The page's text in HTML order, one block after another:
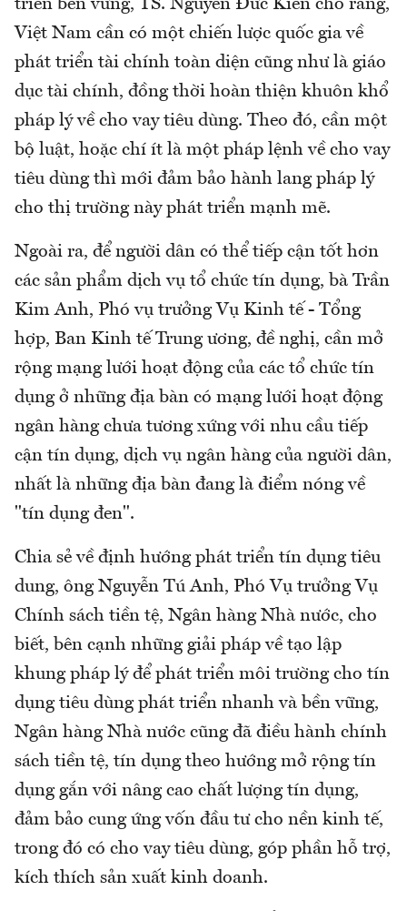
triển bền vững, TS. Nguyễn Đức Kiên cho rằng,
Việt Nam cần có một chiến lược quốc gia về
phát triển tài chính toàn diện cũng như là giáo
dục tài chính, đồng thời hoàn thiện khuôn khổ
pháp lý về cho vay tiêu dùng. Theo đó, cần một
bộ luật, hoặc chí ít là một pháp lệnh về cho vay
tiêu dùng thì mới đảm bảo hành lang pháp lý
cho thị trường này phát triển mạnh mẽ.
Ngoài ra, để người dân có thể tiếp cận tốt hơn
các sản phẩm dịch vụ tổ chức tín dụng, bà Trần
Kim Anh, Phó vụ trưởng Vụ Kinh tế - Tổng
hợp, Ban Kinh tế Trung ương, đề nghị, cần mở
rộng mạng lưới hoạt động của các tổ chức tín
dụng ở những địa bàn có mạng lưới hoạt động
ngân hàng chưa tương xứng với nhu cầu tiếp
cận tín dụng, dịch vụ ngân hàng của người dân,
nhất là những địa bàn đang là điểm nóng về
"tín dụng đen".
Chia sẻ về định hướng phát triển tín dụng tiêu
dung, ông Nguyễn Tú Anh, Phó Vụ trưởng Vụ
Chính sách tiền tệ, Ngân hàng Nhà nước, cho
biết, bên cạnh những giải pháp về tạo lập
khung pháp lý để phát triển môi trường cho tín
dụng tiêu dùng phát triển nhanh và bền vững,
Ngân hàng Nhà nước cũng đã điều hành chính
sách tiền tệ, tín dụng theo hướng mở rộng tín
dụng gắn với nâng cao chất lượng tín dụng,
đảm bảo cung ứng vốn đầu tư cho nền kinh tế,
trong đó có cho vay tiêu dùng, góp phần hỗ trợ,
kích thích sản xuất kinh doanh.